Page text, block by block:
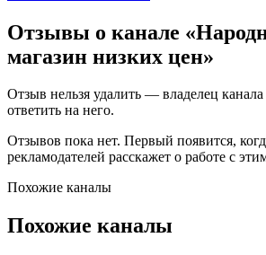
Отзывы о канале «
магазин низких цен»
Отзыв нельзя удалить — владелец
ответить на него.
Отзывов пока нет. Первый появится,
рекламодателей расскажет о работе с
Похожие каналы
Похожие каналы